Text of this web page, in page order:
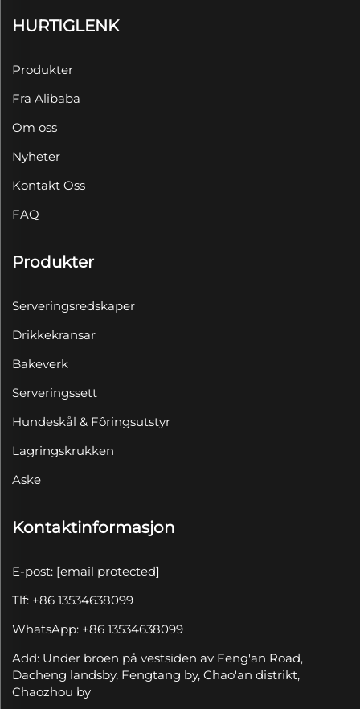
HURTIGLENK
Produkter
Fra Alibaba
Om oss
Nyheter
Kontakt Oss
FAQ
Produkter
Serveringsredskaper
Drikkekransar
Bakeverk
Serveringssett
Hundeskål & Fôringsutstyr
Lagringskrukken
Aske
Kontaktinformasjon
E-post: [email protected]
Tlf: +86 13534638099
WhatsApp: +86 13534638099
Add: Under broen på vestsiden av Feng'an Road,
Dacheng landsby, Fengtang by, Chao'an distrikt,
Chaozhou by